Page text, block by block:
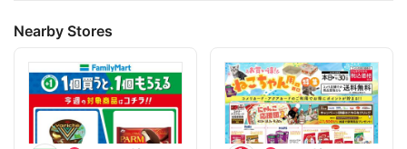
Nearby Stores